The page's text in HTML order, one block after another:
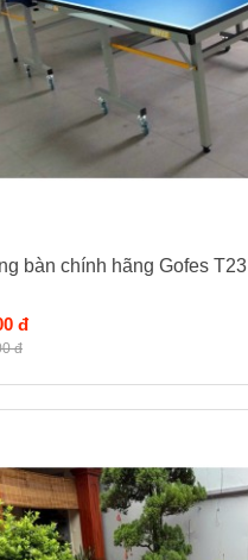
bàn chính hãng Gofes T23
đ
đ